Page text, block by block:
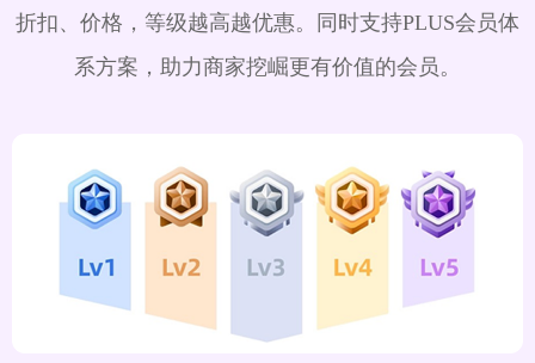
折扣、价格，等级越高越优惠。同时支持PLUS会员体
系方案，助力商家挖崛更有价值的会员。